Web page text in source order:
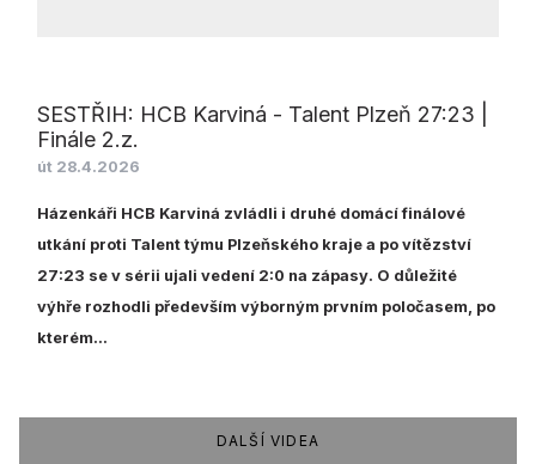
SESTŘIH: HCB Karviná - Talent Plzeň 27:23 |
Finále 2.z.
út 28.4.2026
Házenkáři HCB Karviná zvládli i druhé domácí finálové
utkání proti Talent týmu Plzeňského kraje a po vítězství
27:23 se v sérii ujali vedení 2:0 na zápasy. O důležité
výhře rozhodli především výborným prvním poločasem, po
kterém...
DALŠÍ VIDEA